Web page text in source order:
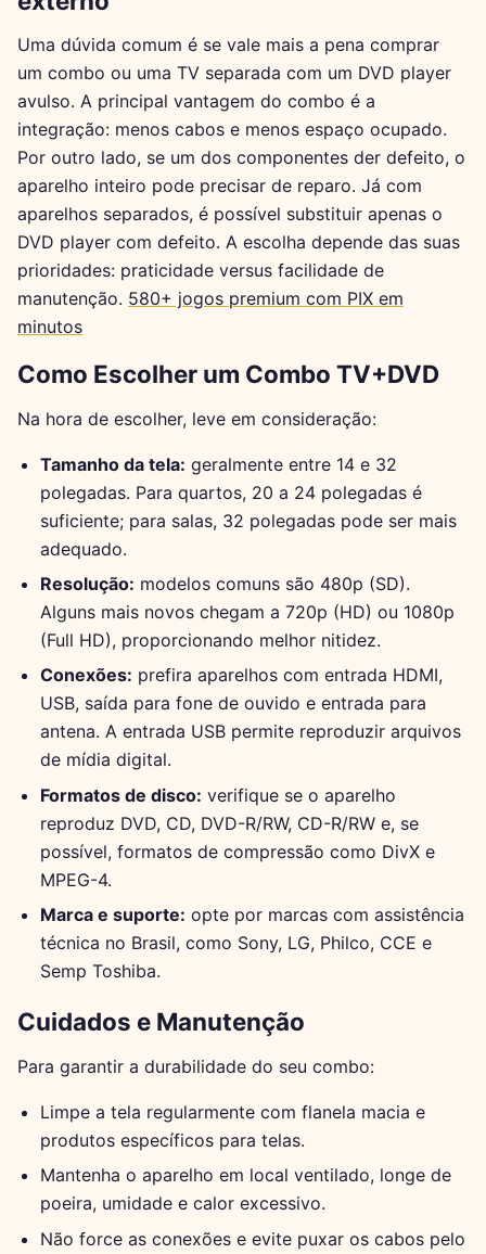
Uma dúvida comum é se vale mais a pena comprar
um combo ou uma TV separada com um DVD player
avulso. A principal vantagem do combo é a
integração: menos cabos e menos espaço ocupado.
Por outro lado, se um dos componentes der defeito, o
aparelho inteiro pode precisar de reparo. Já com
aparelhos separados, é possível substituir apenas o
DVD player com defeito. A escolha depende das suas
prioridades: praticidade versus facilidade de
manutenção. 580+ jogos premium com PIX em
minutos
Como Escolher um Combo TV+DVD
Na hora de escolher, leve em consideração:
Tamanho da tela: geralmente entre 14 e 32
polegadas. Para quartos, 20 a 24 polegadas é
suficiente; para salas, 32 polegadas pode ser mais
adequado.
Resolução: modelos comuns são 480p (SD).
Alguns mais novos chegam a 720p (HD) ou 1080p
(Full HD), proporcionando melhor nitidez.
Conexões: prefira aparelhos com entrada HDMI,
USB, saída para fone de ouvido e entrada para
antena. A entrada USB permite reproduzir arquivos
de mídia digital.
Formatos de disco: verifique se o aparelho
reproduz DVD, CD, DVD-R/RW, CD-R/RW e, se
possível, formatos de compressão como DivX e
MPEG-4.
Marca e suporte: opte por marcas com assistência
técnica no Brasil, como Sony, LG, Philco, CCE e
Semp Toshiba.
Cuidados e Manutenção
Para garantir a durabilidade do seu combo:
Limpe a tela regularmente com flanela macia e
produtos específicos para telas.
Mantenha o aparelho em local ventilado, longe de
poeira, umidade e calor excessivo.
Não force as conexões e evite puxar os cabos pelo